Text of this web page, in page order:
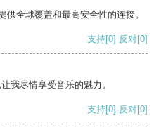
全球覆盖和最高安全性的连接。
支持[0] 反对[0]
我尽情享受音乐的魅力。
支持[0] 反对[0]